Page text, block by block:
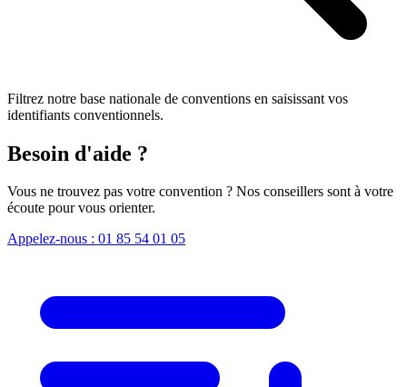
Filtrez notre base nationale de conventions en saisissant vos
identifiants conventionnels.
Besoin d'aide ?
Vous ne trouvez pas votre convention ? Nos conseillers sont à votre
écoute pour vous orienter.
Appelez-nous : 01 85 54 01 05